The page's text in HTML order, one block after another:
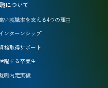
について
い就職率を支える4つの理由
ンターンシップ
格取得サポート
躍する卒業生
職内定実績